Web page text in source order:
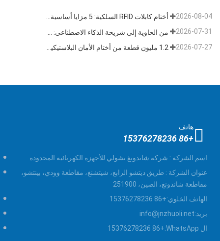
أختام كابلات RFID السلكية: 5 مزايا أساسية تدفع تحول الشحن العالمي نحو الأمن الذكي في عام 2026 2026-08-04
2026-07-31
2026-07-27
هاتف
+86 15376278236
اسم الشركة : شركة شاندونغ تشولي للأجهزة الكهربائية المحدودة
عنوان الشركة : طريق ديتشو الرابع، شيتشنغ، مقاطعة وودي، بينتشو،
مقاطعة شاندونغ، الصين، 251900
الهاتف الخلوي:+86 15376278236
بريد:info@jnzhuoli.net
ال WhatsApp:
+86 15376278236